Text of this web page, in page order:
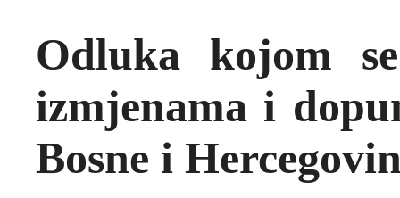
Odluka kojom
izmjenama i
Bosne i